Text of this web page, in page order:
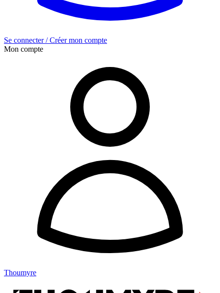
Se connecter / Créer mon compte
Mon compte
Thoumyre